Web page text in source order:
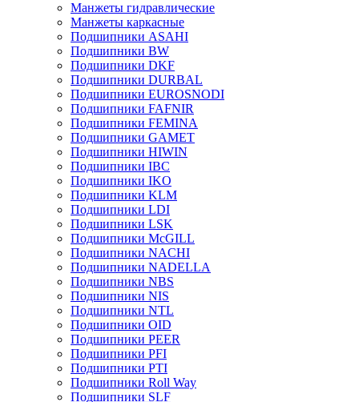
Манжеты гидравлические
Манжеты каркасные
Подшипники ASAHI
Подшипники BW
Подшипники DKF
Подшипники DURBAL
Подшипники EUROSNODI
Подшипники FAFNIR
Подшипники FEMINA
Подшипники GAMET
Подшипники HIWIN
Подшипники IBC
Подшипники IKO
Подшипники KLM
Подшипники LDI
Подшипники LSK
Подшипники McGILL
Подшипники NACHI
Подшипники NADELLA
Подшипники NBS
Подшипники NIS
Подшипники NTL
Подшипники OID
Подшипники PEER
Подшипники PFI
Подшипники PTI
Подшипники Roll Way
Подшипники SLF